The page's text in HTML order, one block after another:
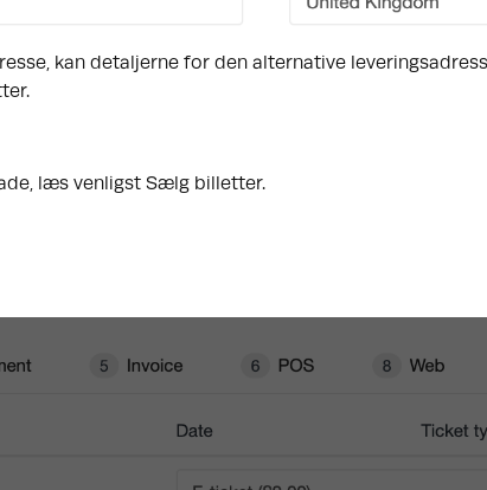
kan detaljerne for den alternative
læs venligst Sælg billetter.